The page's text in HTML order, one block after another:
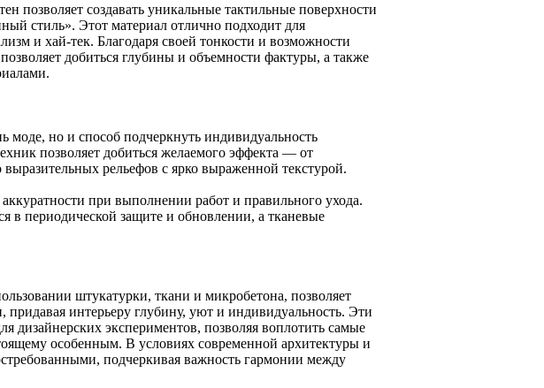
позволяет создавать уникальные тактильные поверхности
стиль». Этот материал отлично подходит для
и хай-тек. Благодаря своей тонкости и возможности
добиться глубины и объемности фактуры, а также
моде, но и способ подчеркнуть индивидуальность
позволяет добиться желаемого эффекта — от
рельефов с ярко выраженной текстурой.
при выполнении работ и правильного ухода.
периодической защите и обновлении, а тканевые
штукатурки, ткани и микробетона, позволяет
придавая интерьеру глубину, уют и индивидуальность. Эти
дизайнерских экспериментов, позволяя воплотить самые
особенным. В условиях современной архитектуры и
подчеркивая важность гармонии между